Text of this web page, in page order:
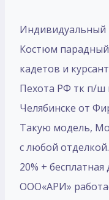
Индивидуальный
Костюм
кадетов и
Пехота РФ тк п/ш
Челябинске от
Такую модель,
с любой
20% + бесплатная
ООО«АРИ»